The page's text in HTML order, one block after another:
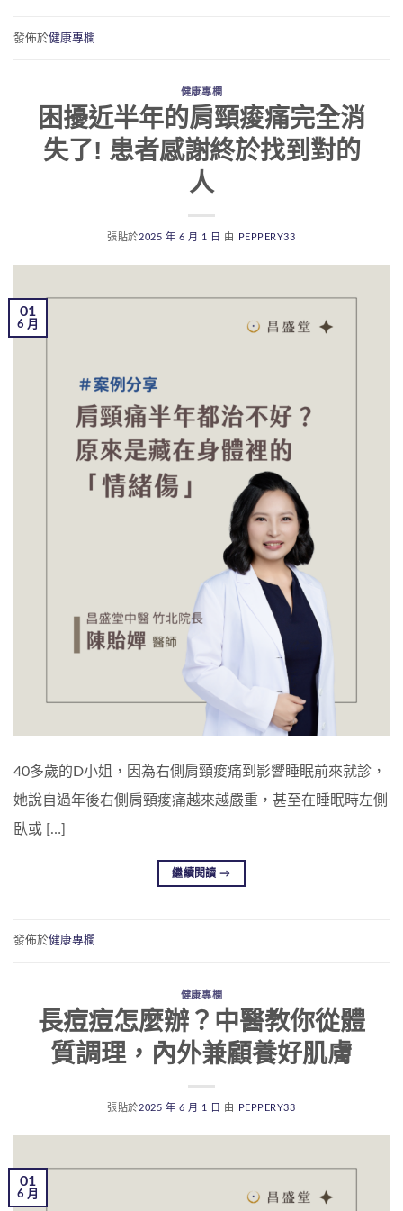
發佈於健康專欄
健康專欄
困擾近半年的肩頸痠痛完全消
失了! 患者感謝終於找到對的
人
張貼於2025 年 6 月 1 日 由 PEPPERY33
01
6 月
40多歲的D小姐，因為右側肩頸痠痛到影響睡眠前來就診，
她說自過年後右側肩頸痠痛越來越嚴重，甚至在睡眠時左側
臥或 […]
繼續閱讀→
發佈於健康專欄
健康專欄
長痘痘怎麼辦？中醫教你從體
質調理，內外兼顧養好肌膚
張貼於2025 年 6 月 1 日 由 PEPPERY33
01
6 月